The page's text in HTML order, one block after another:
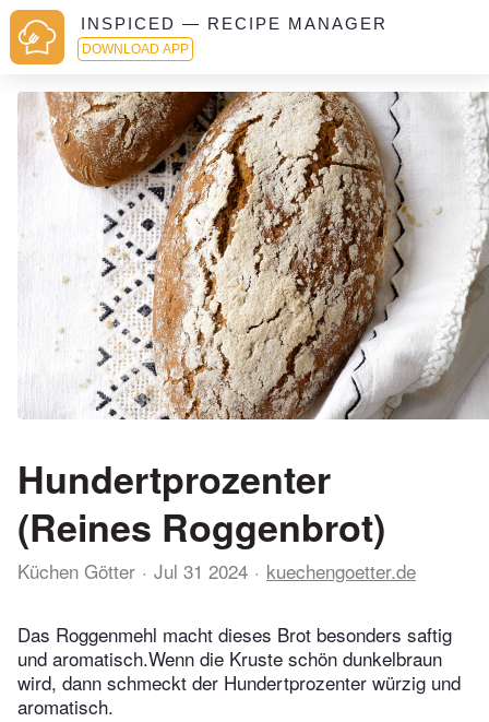
INSPICED — RECIPE MANAGER
DOWNLOAD APP
Hundertprozenter
(Reines Roggenbrot)
Küchen Götter Jul 31 2024 kuechengoetter.de
Das Roggenmehl macht dieses Brot besonders saftig
und aromatisch.Wenn die Kruste schön dunkelbraun
wird, dann schmeckt der Hundertprozenter würzig und
aromatisch.